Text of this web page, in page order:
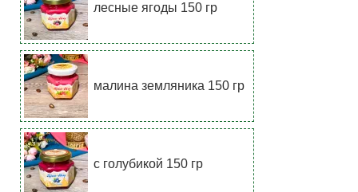
лесные ягоды 150 гр
малина земляника 150 гр
с голубикой 150 гр